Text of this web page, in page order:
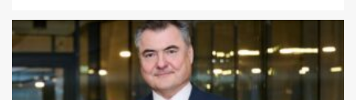
14
PAKETZUSTELLER DE
Sonderbriefmarke würdigt
„Stolpersteine“-Initiative zum
Gedenken an NS-Opfer